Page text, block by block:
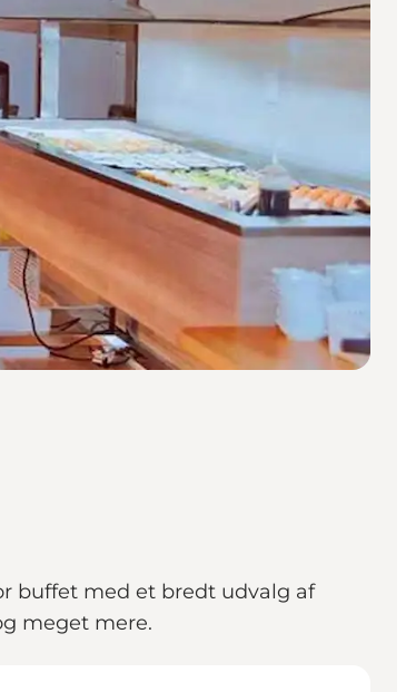
buffet med et bredt udvalg af
meget mere.